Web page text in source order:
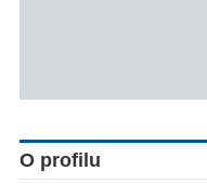
O profilu